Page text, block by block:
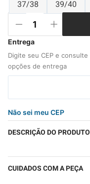
37/38
39/40
Não sei meu CEP
DESCRIÇÃO DO PRODUTO
CUIDADOS COM A PEÇA
10º biquini